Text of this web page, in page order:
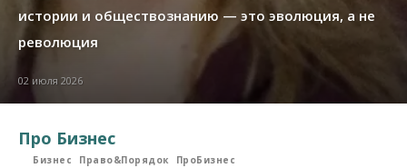
истории и обществознанию — это эволюция, а не
революция
02 июля 2026
Про Бизнес
Бизнес Право&Порядок ПроБизнес